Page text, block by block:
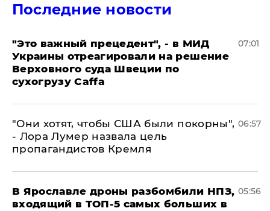
Последние новости
"Это важный прецедент", - в МИД
Украины отреагировали на решение
Верховного суда Швеции по
сухогрузу Caffa
07:01
"Они хотят, чтобы США были покорны",
- Лора Лумер назвала цель
пропагандистов Кремля
06:57
В Ярославле дроны разбомбили НПЗ,
входящий в ТОП-5 самых больших в
05:56